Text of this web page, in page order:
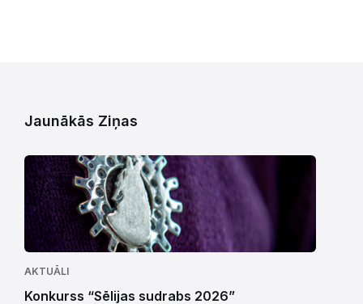
Jaunākās Ziņas
AKTUĀLI
Konkurss “Sēlijas sudrabs 2026”